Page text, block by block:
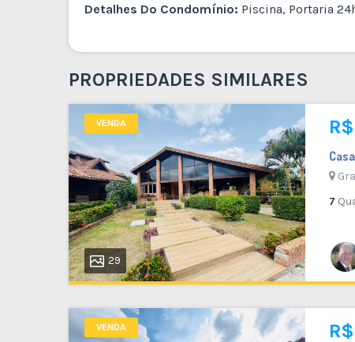
Detalhes Do Condomínio: Piscina, Portaria
PROPRIEDADES SIMILARES
VENDA
29
7
VENDA
R$ 440.000
VENDA
24
Flat em Condomínio
Gravatá - PE
1